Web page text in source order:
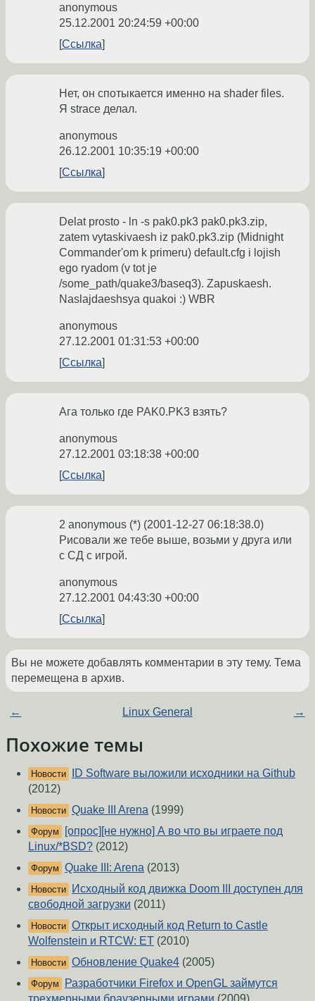
anonymous
25.12.2001 20:24:59 +00:00
Ссылка
Нет, он спотыкается именно на shader files.
Я strace делал.
anonymous
26.12.2001 10:35:19 +00:00
Ссылка
Delat prosto - ln -s pak0.pk3 pak0.pk3.zip,
zatem vytaskivaesh iz pak0.pk3.zip (Midnight
Commander'om k primeru) default.cfg i lojish
ego ryadom (v tot je
/some_path/quake3/baseq3). Zapuskaesh.
Naslajdaeshsya quakoi :) WBR
anonymous
27.12.2001 01:31:53 +00:00
Ссылка
Ага только где PAK0.PK3 взять?
anonymous
27.12.2001 03:18:38 +00:00
Ссылка
2 anonymous (*) (2001-12-27 06:18:38.0)
Рисовали же тебе выше, возьми у друга или
с СД с игрой.
anonymous
27.12.2001 04:43:30 +00:00
Ссылка
Вы не можете добавлять комментарии в эту тему. Тема
перемещена в архив.
← Linux General →
Похожие темы
Новости
ID Software выложили исходники на Github
(2012)
Новости Quake III Arena (1999)
Форум
[опрос][не нужно] А во что вы играете под
Linux/*BSD? (2012)
Форум Quake III: Arena (2013)
Новости
Исходный код движка Doom III доступен для
свободной загрузки (2011)
Новости Открыт исходный код Return to Castle
Wolfenstein и RTCW: ET (2010)
Новости Обновление Quake4 (2005)
Форум
Разработчики Firefox и OpenGL займутся
трехмерными браузерными играми (2009)